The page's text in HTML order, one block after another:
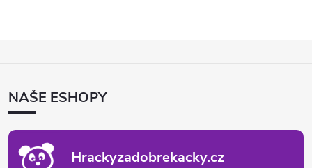
ANAŠE ESHOPY
Hrackyzadobrekacky.cz